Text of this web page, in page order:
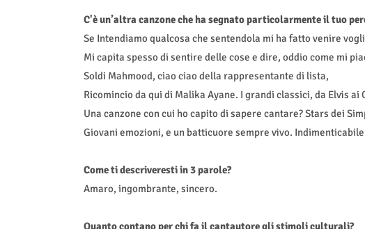
C'è un’altra canzone che ha segnato particolarmente il tuo
Se Intendiamo qualcosa che sentendola mi ha fatto venire
Mi capita spesso di sentire delle cose e dire, oddio come mi
Soldi Mahmood, ciao ciao della rappresentante di lista,
Ricomincio da qui di Malika Ayane. I grandi classici, da Elvis
Una canzone con cui ho capito di sapere cantare? Stars dei
Giovani emozioni, e un batticuore sempre vivo.
Come ti descriveresti in 3 parole?
Amaro, ingombrante, sincero.
Quanto contano per chi fa il cantautore gli stimoli culturali?